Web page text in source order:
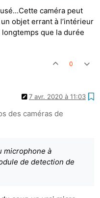
caméra peut
objet errant à l’intérieur
que la durée
0
7 avr. 2020 à 11:03
des caméras de
microphone à
de detection de